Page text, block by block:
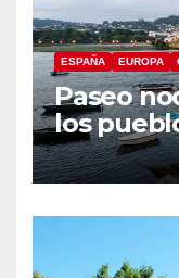
ESPAÑA EUROPA
Paseo
los
Coruña,